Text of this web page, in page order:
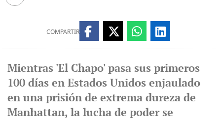
COMPARTIR
Mientras 'El Chapo' pasa sus primeros
100 días en Estados Unidos enjaulado
en una prisión de extrema dureza de
Manhattan, la lucha de poder se